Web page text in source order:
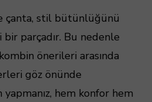
çanta, stil bütünlüğünü
parçadır. Bu nedenle
önerileri arasında
göz önünde
hem konfor hem